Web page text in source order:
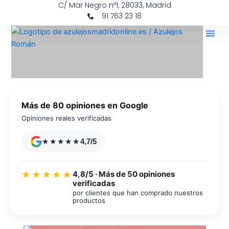
contenido
C/ Mar Negro nº1, 28033, Madrid
91 763 23 18
Más de 80 opiniones en Google
Opiniones reales verificadas
★★★★★4,7/5
★★★★★ 4,8/5 · Más de 50 opiniones
verificadas
por clientes que han comprado nuestros
productos